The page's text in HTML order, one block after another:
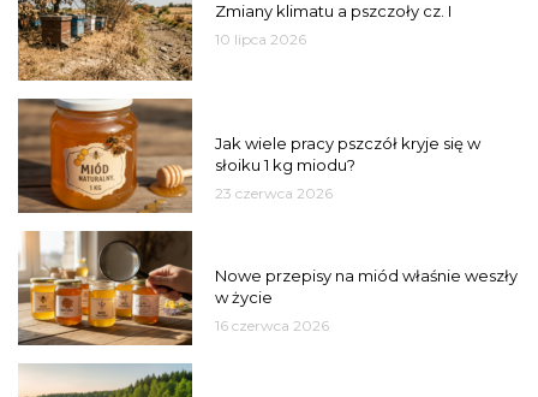
Zmiany klimatu a pszczoły cz. I
10 lipca 2026
Jak wiele pracy pszczół kryje się w
słoiku 1 kg miodu?
23 czerwca 2026
Nowe przepisy na miód właśnie weszły
w życie
16 czerwca 2026